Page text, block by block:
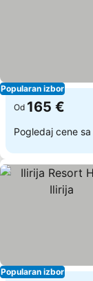
Popularan izbor
Od 165 €
Pogledaj cene sa
Popularan izbor